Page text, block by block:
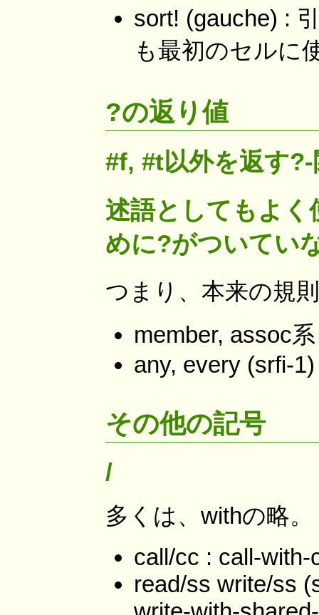
sort! (gauche) :
も最初のセルに
?の返り値
#f, #t以外を返す?-
述語としてもよ
めに?がついてい
つまり、本来の規
member, assoc系
any, every (srfi-1)
その他の記号
/
多くは、withの略。
call/cc : call-
read/ss write/ss